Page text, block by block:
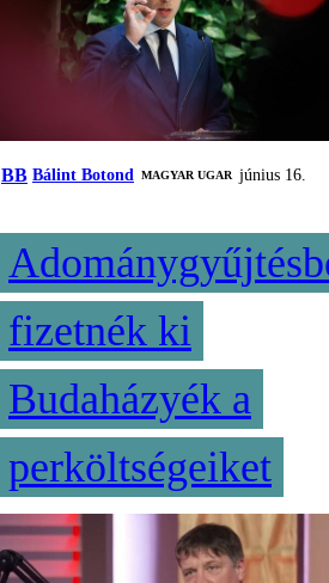
BB Bálint Botond MAGYAR UGAR június 16.
fizetnék ki
Budaházyék a
perköltségeiket